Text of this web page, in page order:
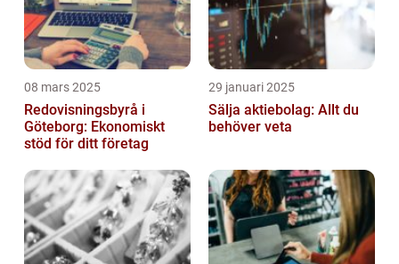
08 mars 2025
Redovisningsbyrå i
Göteborg: Ekonomiskt
stöd för ditt företag
29 januari 2025
Sälja aktiebolag: Allt du
behöver veta